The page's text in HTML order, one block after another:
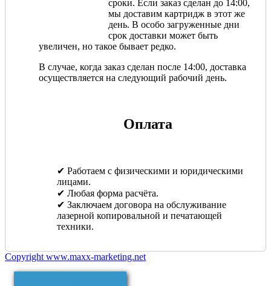
сроки. Если заказ сделан до 14:00,
мы доставим картридж в этот же
день. В особо загруженные дни
срок доставки может быть
увеличен, но такое бывает редко.
В случае, когда заказ сделан после 14:00, доставка
осуществляется на следующий рабочий день.
Оплата
✔ Работаем с физическими и юридическими
лицами.
✔ Любая форма расчёта.
✔ Заключаем договора на обслуживание
лазерной копировальной и печатающей
техники.
Copyright www.maxx-marketing.net